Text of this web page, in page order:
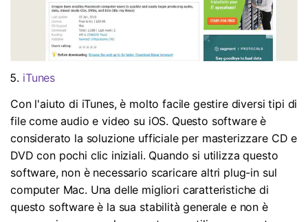
iTunes
Con l'aiuto di iTunes, è molto facile gestire diversi tipi di
file come audio e video su iOS. Questo software è
considerato la soluzione ufficiale per masterizzare CD e
DVD con pochi clic iniziali. Quando si utilizza questo
software, non è necessario scaricare altri plug-in sul
computer Mac. Una delle migliori caratteristiche di
questo software è la sua stabilità generale e non è